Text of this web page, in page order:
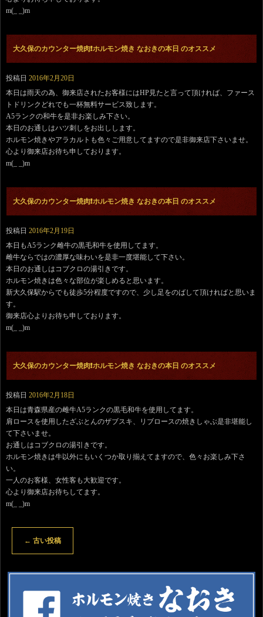
m(_ _)m
大久保のカウンター焼肉❗️ホルモン焼き なおきの本日 のオススメ
投稿日 2016年2月20日
本日は雨天の為、御来店されたお客様にはHP見たと言って頂ければ、ファース
トドリンクどれでも一杯無料サービス致します。
A5ランクの和牛を是非お楽しみ下さい。
本日のお通しはハツ刺しをお出しします。
ホルモン焼きやアラカルトも色々ご用意してますので是非御来店下さいませ。
心より御来店お待ち申しております。
m(_ _)m
大久保のカウンター焼肉❗️ホルモン焼き なおきの本日 のオススメ
投稿日 2016年2月19日
本日もA5ランク雌牛の黒毛和牛を使用してます。
雌牛ならではの濃厚な味わいを是非一度堪能して下さい。
本日のお通しはコブクロの湯引きです。
ホルモン焼きは色々な部位が楽しめると思います。
新大久保駅からでも徒歩5分程度ですので、少し足をのばして頂ければと思いま
す。
御来店心よりお待ち申しております。
m(_ _)m
大久保のカウンター焼肉❗️ホルモン焼き なおきの本日 のオススメ
投稿日 2016年2月18日
本日は青森県産の雌牛A5ランクの黒毛和牛を使用してます。
肩ロースを使用したざぶとんのザブスキ、リブロースの焼きしゃぶ是非堪能し
て下さいませ。
お通しはコブクロの湯引きです。
ホルモン焼きは牛以外にもいくつか取り揃えてますので、色々お楽しみ下さ
い。
一人のお客様、女性客も大歓迎です。
心より御来店お待ちしてます。
m(_ _)m
← 古い投稿